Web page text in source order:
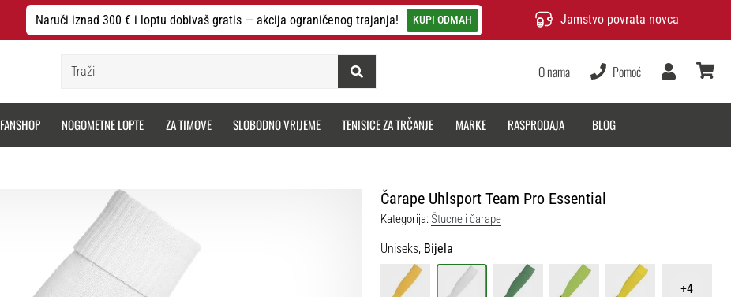
Naruči iznad 300 € i loptu dobivaš gratis — akcija ograničenog trajanja! KUPI ODMAH Jamstvo povrata novca
O nama Pomoć
Korisnik
FANSHOP NOGOMETNE LOPTE ZA TIMOVE SLOBODNO VRIJEME TENISICE ZA TRČANJE MARKE RASPRODAJA BLOG
Čarape Uhlsport Team Pro Essential
Kategorija:Štucne i čarape
Uniseks, Bijela
+4